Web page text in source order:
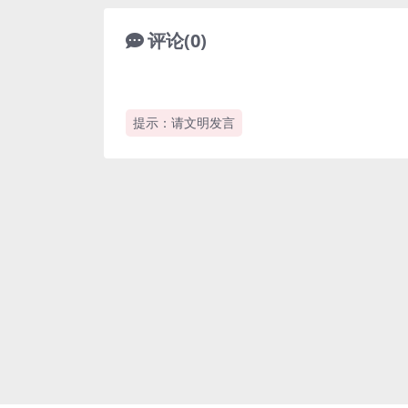
评论(0)
提示：请文明发言